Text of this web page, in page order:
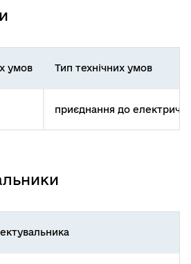
умов Тип технічних умов
приєднання до